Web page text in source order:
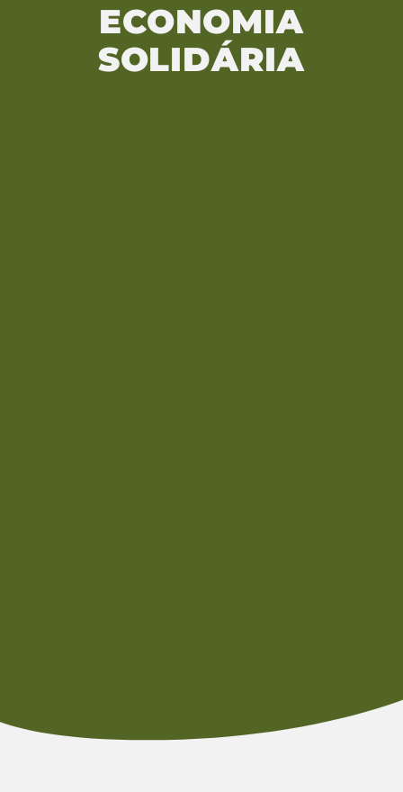
ECONOMIA
SOLIDÁRIA